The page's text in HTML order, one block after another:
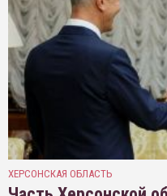
ХЕРСОНСКАЯ ОБЛАСТЬ